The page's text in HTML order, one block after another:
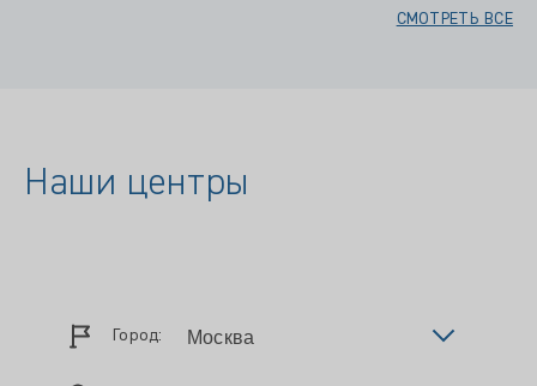
СМОТРЕТЬ ВСЕ
Наши центры
Город: